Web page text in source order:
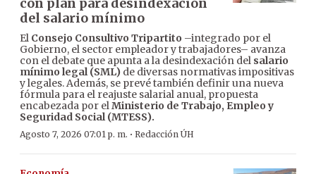
con plan para desindexación
del salario mínimo
El Consejo Consultivo Tripartito –integrado por el
Gobierno, el sector empleador y trabajadores– avanza
con el debate que apunta a la desindexación del salario
mínimo legal (SML) de diversas normativas impositivas
y legales. Además, se prevé también definir una nueva
fórmula para el reajuste salarial anual, propuesta
encabezada por elMinisterio de Trabajo, Empleo y
Seguridad Social (MTESS).
Agosto 7, 2026 07:01 p. m. · Redacción ÚH